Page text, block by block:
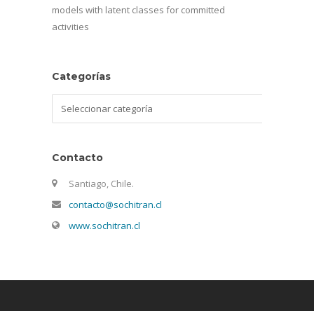
models with latent classes for committed
activities
Categorías
Contacto
Santiago, Chile.
contacto@sochitran.cl
www.sochitran.cl